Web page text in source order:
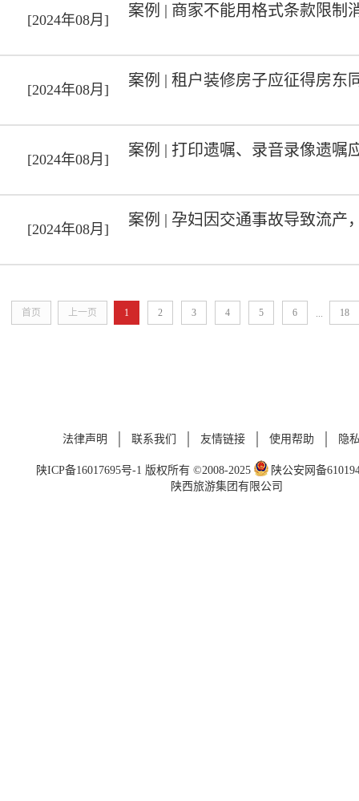
[2024年08月]
案例 | 商家不能用格式条款限制
[2024年08月]
案例 | 租户装修房子应征得房东
[2024年08月]
案例 | 打印遗嘱、录音录像遗嘱
[2024年08月]
案例 | 孕妇因交通事故导致流产
首页 上一页 1 2 3 4 5 6 18
法律声明 联系我们 友情链接 使用帮助 隐
陕ICP备16017695号-1 版权所有 ©2008-2025
陕公安网备
陕西旅游集团有限公司